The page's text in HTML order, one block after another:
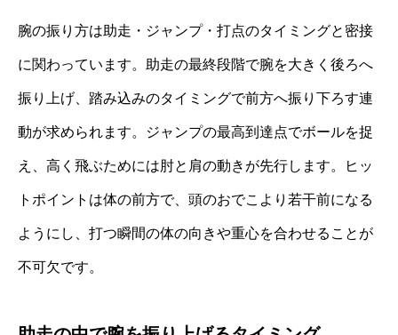
腕の振り方は助走・ジャンプ・打点のタイミングと密接
に関わっています。助走の最終段階で腕を大きく後ろへ
振り上げ、踏み込みのタイミングで前方へ振り下ろす連
動が求められます。ジャンプの最高到達点でボールを捉
え、高く飛ぶためには肘と肩の動きが先行します。ヒッ
トポイントは体の前方で、頭のおでこより若干前になる
ようにし、打つ瞬間の体の向きや重心を合わせることが
不可欠です。